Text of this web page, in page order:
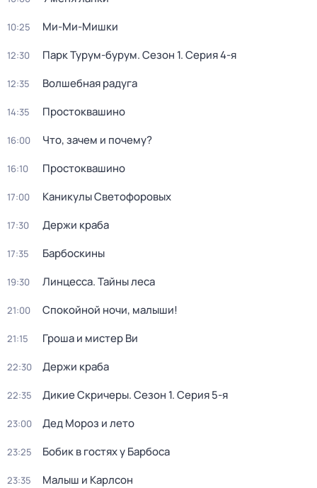
10:25 Ми-Ми-Мишки
12:30 Парк Турум-бурум. Сезон 1. Серия 4-я
12:35 Волшебная радуга
14:35 Простоквашино
16:00 Что, зачем и почему?
16:10 Простоквашино
17:00 Каникулы Светофоровых
17:30 Держи краба
17:35 Барбоскины
19:30 Линцесса. Тайны леса
21:00 Спокойной ночи, малыши!
21:15 Гроша и мистер Ви
22:30 Держи краба
22:35 Дикие Скричеры. Сезон 1. Серия 5-я
23:00 Дед Мороз и лето
23:25 Бобик в гостях у Барбоса
23:35 Малыш и Карлсон